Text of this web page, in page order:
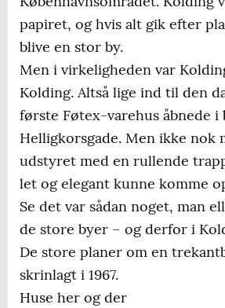
papiret, og hvis alt gik efter
blive en stor by.
Men i virkeligheden var
Kolding. Altså lige ind til den
første Føtex-varehus åbnede i
Helligkorsgade. Men ikke nok
udstyret med en rullende
let og elegant kunne komme
Se det var sådan noget, man
de store byer – og derfor i
De store planer om en
skrinlagt i 1967.
Huse her og der